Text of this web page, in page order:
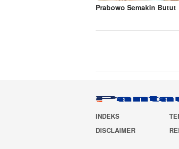
Prabowo Semakin Butut
INDEKS
DISCLAIMER